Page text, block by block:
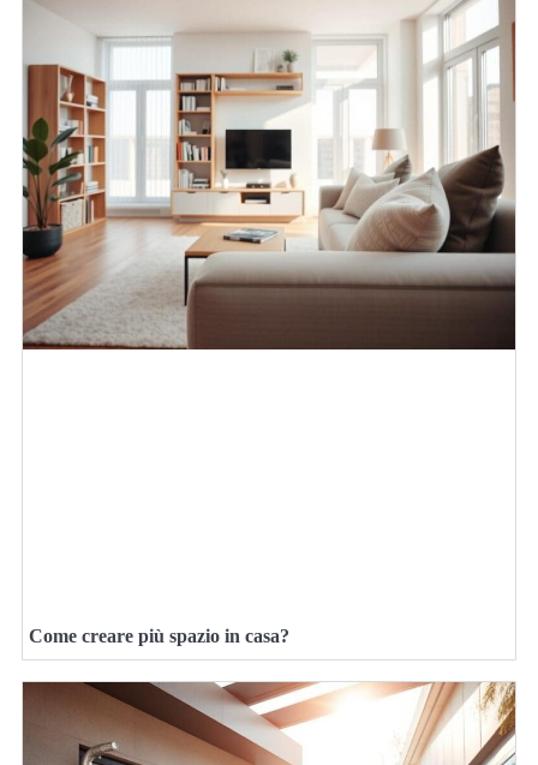
Come creare più spazio in casa?